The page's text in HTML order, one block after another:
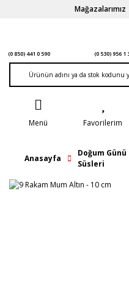
Mağazalarımız
(0 850) 441 0 590 (0 530) 956 1
Menü Favorilerim
Anasayfa
Doğum Günü
Süsleri